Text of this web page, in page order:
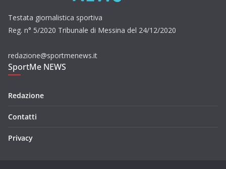
Testata giornalistica sportiva
Reg. n° 5/2020 Tribunale di Messina del 24/12/2020
redazione@sportmenews.it
SportMe NEWS
Redazione
Contatti
Privacy